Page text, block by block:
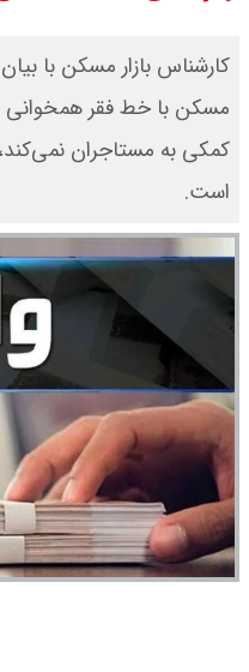
سنتی
درصد
کارشناس بازار مسکن با
مسکن با خط فقر همخوانی
کمکی به مستاجران
است.